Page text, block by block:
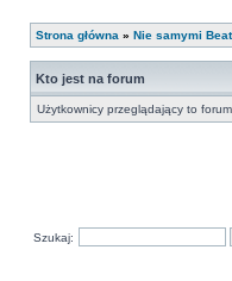
Strona główna » Nie samymi
Kto jest na forum
Użytkownicy przeglądający to
Szukaj: